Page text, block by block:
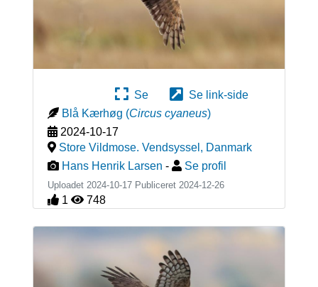
Se
Se link-side
Blå Kærhøg (Circus cyaneus)
2024-10-17
Store Vildmose. Vendsyssel , Danmark
Hans Henrik Larsen - Se profil
Uploadet 2024-10-17 Publiceret 2024-12-26
1 748